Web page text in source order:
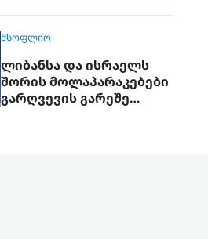
ᲛᲡᲝᲤᲚᲘᲝ
ლიბანსა და ისრაელს
შორის მოლაპარაკებები
გარღვევის გარეშე